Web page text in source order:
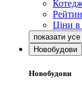
Ціни в
Новобудови
Новобудови